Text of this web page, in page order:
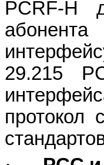
PCRF-H
29.215
протокол